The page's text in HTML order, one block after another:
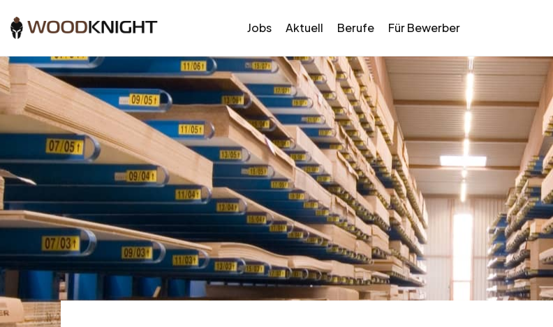
Jobs Aktuell Berufe Für Bewerber